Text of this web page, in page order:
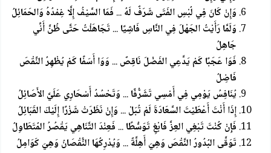
وَإِنْ كَانَ فِي لُبْسِ الفَتَى شَرَفٌ لَهُ... فَمَا السَّيْفُ إِلَّا غِمْدُهُ وَالحَمَائِلُ
وَلَمَّا رَأَيْتُ الجَهْلَ فِي النَّاسِ فَاشِيًا... تَجَاهَلْتُ حَتَّى ظُنَّ أَنِّي
جَاهِلُ
فَوَا عَجَبًا كَمْ يَدَّعِي الفَضْلَ نَاقِصٌ... وَوَا أَسَفًا كَمْ يُظْهِرُ النَّقْصَ
فَاضِلُ
يُنَافِسُ يَوْمِي فِي أَمْسِي تَشَرُّفًا... وَتَحْسُدُ أَسْحَارِي عَلَيَّ الأَصَائِلُ
إِذَا أَنْتَ أَعْطَيْتَ السَّعَادَةَ لَمْ تُبَلْ... وَإِنْ نَظَرَتْ شَزْرًا إِلَيْكَ القَبَائِلُ
فَإِنْ كُنْتَ تَبْغِي العِزَّ فَابْغِ تَوَسُّطًا... فَعِنْدَ التَّنَاهِي يَقْصُرُ المُتَطَاوِلُ
تَوَقَّى البُدُورُ النَّقْصَ وَهِيَ أَهِلَّةٌ... وَيُدْرِكُهَا النُّقْصَانُ وَهِيَ كَوَامِلُ